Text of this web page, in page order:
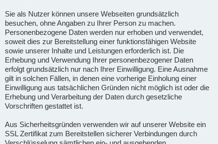
Sie als Nutzer können unsere Webseiten grundsätzlich
besuchen, ohne Angaben zu Ihrer Person zu machen.
Personenbezogene Daten werden nur erhoben und verwendet,
soweit dies zur Bereitstellung einer funktionsfähigen Website
sowie unserer Inhalte und Leistungen erforderlich ist. Die
Erhebung und Verwendung Ihrer personenbezogener Daten
erfolgt grundsätzlich nur nach Ihrer Einwilligung. Eine Ausnahme
gilt in solchen Fällen, in denen eine vorherige Einholung einer
Einwilligung aus tatsächlichen Gründen nicht möglich ist oder die
Erhebung und Verarbeitung der Daten durch gesetzliche
Vorschriften gestattet ist.
Aus Sicherheitsgründen verwenden wir auf unserer Website ein
SSL Zertifikat zum Bereitstellen sicherer Verbindungen durch